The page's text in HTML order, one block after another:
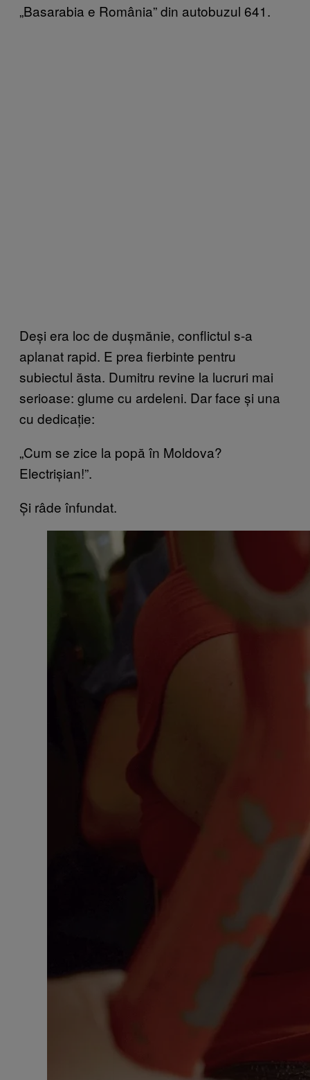
„Basarabia e România” din autobuzul 641.
Deși era loc de dușmănie, conflictul s-a
aplanat rapid. E prea fierbinte pentru
subiectul ăsta. Dumitru revine la lucruri mai
serioase: glume cu ardeleni. Dar face și una
cu dedicație:
„Cum se zice la popă în Moldova?
Electrișian!”.
Și râde înfundat.